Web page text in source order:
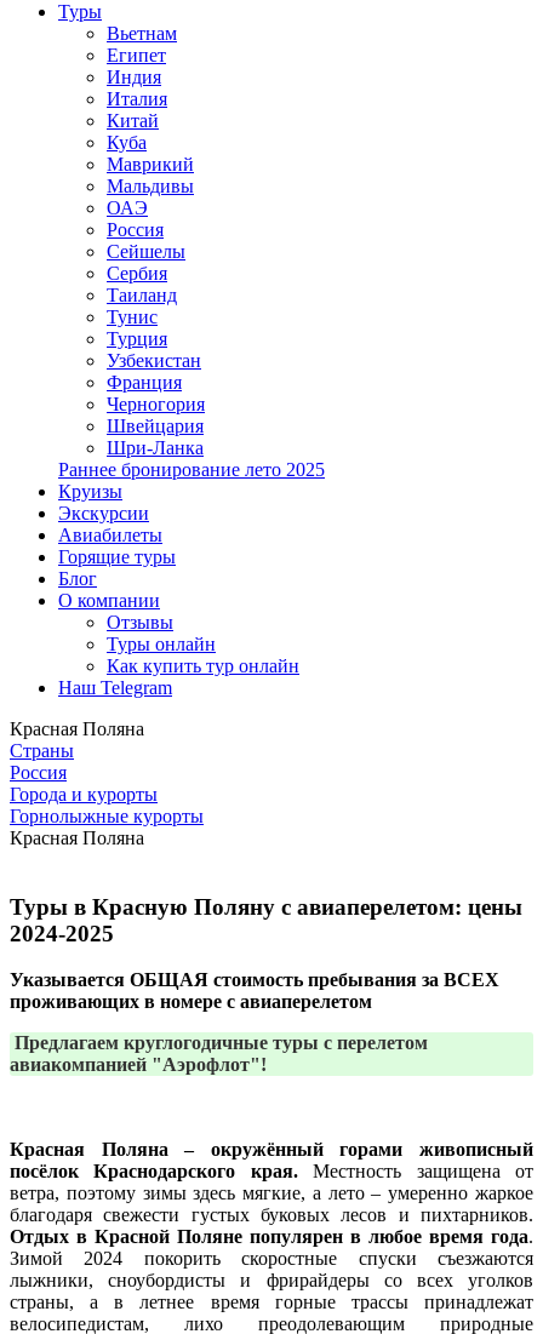
Туры
Вьетнам
Египет
Индия
Италия
Китай
Куба
Маврикий
Мальдивы
ОАЭ
Россия
Сейшелы
Сербия
Таиланд
Тунис
Турция
Узбекистан
Франция
Черногория
Швейцария
Шри-Ланка
Раннее бронирование лето 2025
Круизы
Экскурсии
Авиабилеты
Горящие туры
Блог
О компании
Отзывы
Туры онлайн
Как купить тур онлайн
Наш Telegram
Красная Поляна
Страны
Россия
Города и курорты
Горнолыжные курорты
Красная Поляна
Туры в Красную Поляну с авиаперелетом: цены
2024-2025
Указывается ОБЩАЯ стоимость пребывания за ВСЕХ
проживающих в номере с авиаперелетом
Предлагаем круглогодичные туры с перелетом
авиакомпанией "Аэрофлот"!
Красная Поляна– окружённый горами живописный
посёлок Краснодарского края.Местность защищена от
ветра, поэтому зимы здесь мягкие, а лето – умеренно жаркое
благодаря свежести густых буковых лесов и пихтарников.
Отдых в Красной Поляне популярен в любое время года.
Зимой 2024 покорить скоростные спуски съезжаются
лыжники, сноубордисты и фрирайдеры со всех уголков
страны, а в летнее время горные трассы принадлежат
велосипедистам, лихо преодолевающим природные